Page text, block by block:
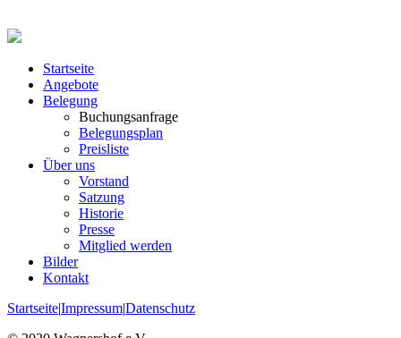
Startseite
Angebote
Belegung
Buchungsanfrage
Belegungsplan
Preisliste
Über uns
Vorstand
Satzung
Historie
Presse
Mitglied werden
Bilder
Kontakt
Startseite|Impressum|Datenschutz